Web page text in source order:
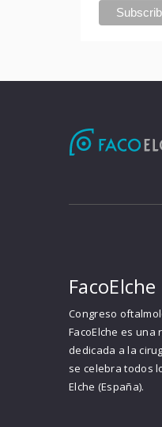
FacoElche
Congreso
FacoElche es una
dedicada a la
se celebra todos
Elche (España).